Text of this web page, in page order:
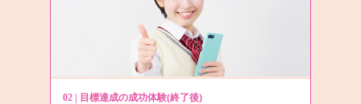
02 | 目標達成の成功体験(終了後)